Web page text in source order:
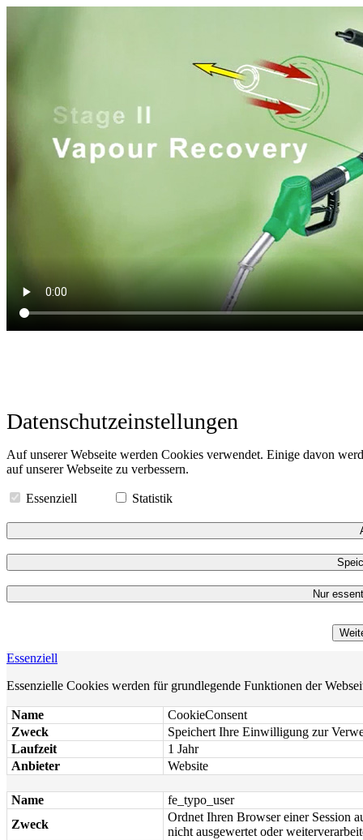
Datenschutzeinstellungen
Auf unserer Webseite werden Cookies verwendet. Einige davon
auf unserer Webseite zu verbessern.
Essenziell Statistik
Nur
Essenziell
Essenzielle Cookies werden für grundlegende Funktionen der
Name
CookieConsent
Zweck
Speichert Ihre Einwilligung zur
Laufzeit
1 Jahr
Anbieter
Website
Name
fe_typo_user
Zweck
Ordnet Ihren Browser einer Session
nicht ausgewertet oder